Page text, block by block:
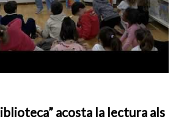
acosta la lectura als